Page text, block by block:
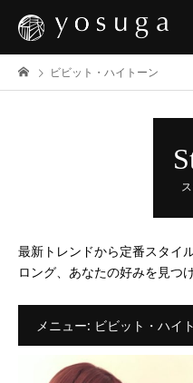
ビビット・ハイトーン
最新トレンドから定番スタイ
ロング、あなたの好みを見つ
メニュー: ビビット・ハイ